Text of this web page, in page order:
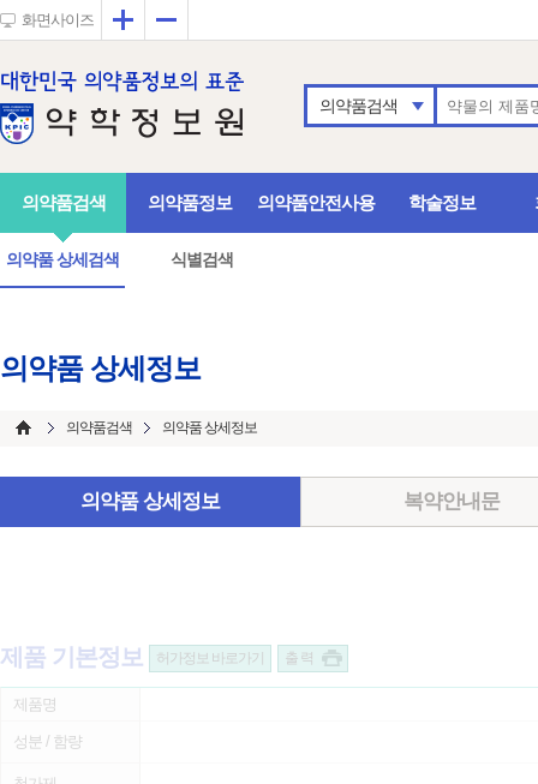
화면사이즈 확대
의약품검색
의약품검색
의약품 상세검색 식별검색
의약품정보 의약품안전사용 학술정보
의약품 상세정보
의약품검색 의약품 상세정보
의약품 상세정보 복약안내문
제품 기본정보 허가정보 바로가기 출 력
제품명
성분 / 함량